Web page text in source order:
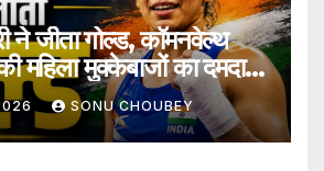
ने जीता गोल्ड, कॉमनवेल्थ
महिला मुक्केबाजों का दमदार
SONU CHOUBEY